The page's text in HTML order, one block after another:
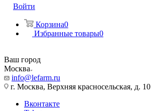
Войти
Корзина0
Избранные товары0
Ваш город
Москва
info@lefarm.ru
г. Москва, Верхняя красносельская, д. 10
Вконтакте